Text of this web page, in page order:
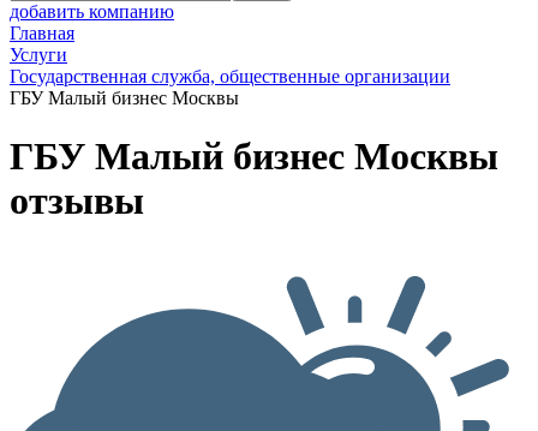
добавить компанию
Главная
Услуги
Государственная служба, общественные организации
ГБУ Малый бизнес Москвы
ГБУ Малый бизнес Москвы
отзывы